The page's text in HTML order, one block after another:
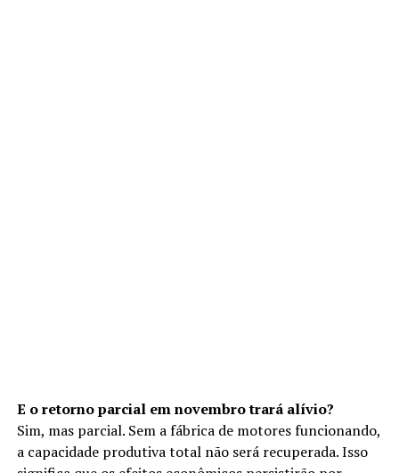
E o retorno parcial em novembro trará alívio?
Sim, mas parcial. Sem a fábrica de motores funcionando,
a capacidade produtiva total não será recuperada. Isso